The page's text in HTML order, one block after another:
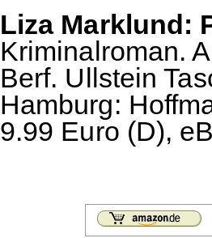
Liza Marklund:
Kriminalroman.
Berf. Ullstein
Hamburg:
9.99 Euro (D),